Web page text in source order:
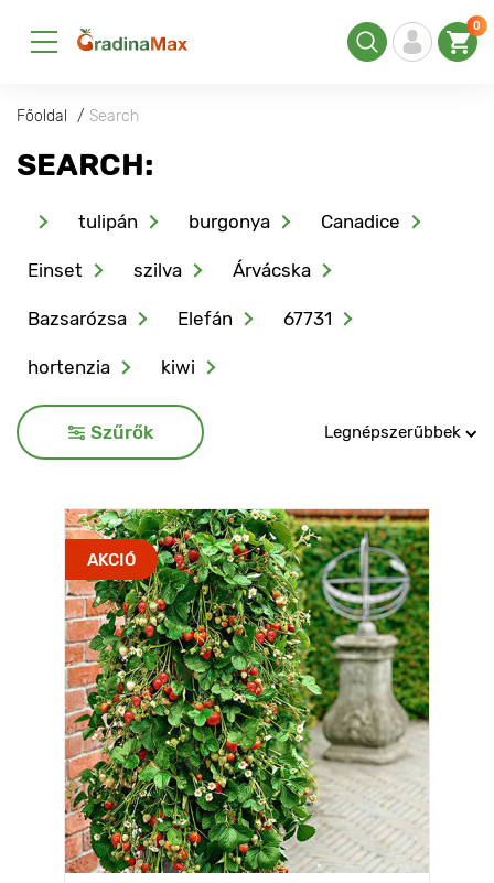
0
Főoldal Search
SEARCH:
tulipán burgonya Canadice
Einset szilva Árvácska
Bazsarózsa Elefán 67731
hortenzia kiwi
Szűrők Legnépszerűbbek
AKCIÓ